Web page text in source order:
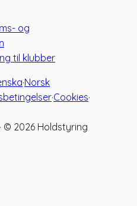
og
til klubber
·Norsk
·Cookies·
© 2026 Holdstyring